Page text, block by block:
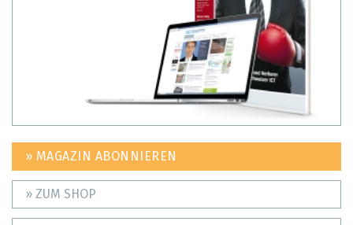
» MAGAZIN ABONNIEREN
» ZUM SHOP